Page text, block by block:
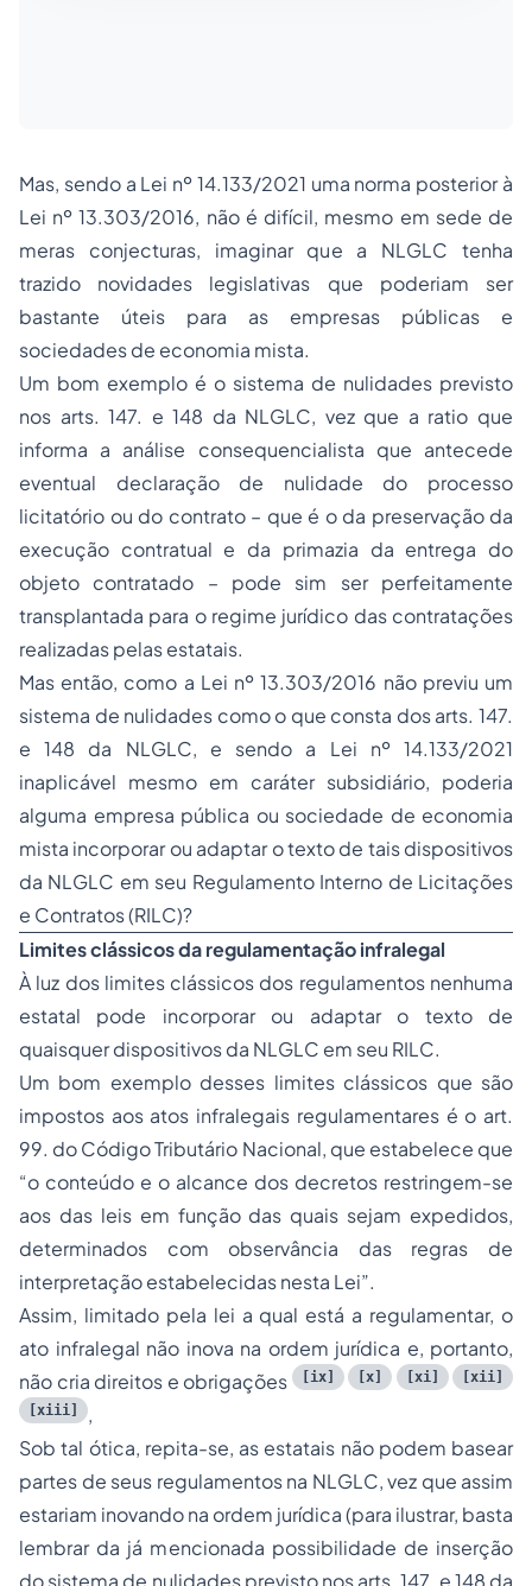
Mas, sendo a Lei nº 14.133/2021 uma norma posterior à
Lei nº 13.303/2016, não é difícil, mesmo em sede de
meras conjecturas, imaginar que a NLGLC tenha
trazido novidades legislativas que poderiam ser
bastante úteis para as empresas públicas e
sociedades de economia mista.
Um bom exemplo é o sistema de nulidades previsto
nos arts. 147. e 148 da NLGLC, vez que a ratio que
informa a análise consequencialista que antecede
eventual declaração de nulidade do processo
licitatório ou do contrato – que é o da preservação da
execução contratual e da primazia da entrega do
objeto contratado – pode sim ser perfeitamente
transplantada para o regime jurídico das contratações
realizadas pelas estatais.
Mas então, como a Lei nº 13.303/2016 não previu um
sistema de nulidades como o que consta dos arts. 147.
e 148 da NLGLC, e sendo a Lei nº 14.133/2021
inaplicável mesmo em caráter subsidiário, poderia
alguma empresa pública ou sociedade de economia
mista incorporar ou adaptar o texto de tais dispositivos
da NLGLC em seu Regulamento Interno de Licitações
e Contratos (RILC)?
Limites clássicos da regulamentação infralegal
À luz dos limites clássicos dos regulamentos nenhuma
estatal pode incorporar ou adaptar o texto de
quaisquer dispositivos da NLGLC em seu RILC.
Um bom exemplo desses limites clássicos que são
impostos aos atos infralegais regulamentares é o art.
99. do Código Tributário Nacional, que estabelece que
“o conteúdo e o alcance dos decretos restringem-se
aos das leis em função das quais sejam expedidos,
determinados com observância das regras de
interpretação estabelecidas nesta Lei”.
Assim, limitado pela lei a qual está a regulamentar, o
ato infralegal não inova na ordem jurídica e, portanto,
não cria direitos e obrigações
[ix] [x] [xi]
[xii]
[xiii]
,
Sob tal ótica, repita-se, as estatais não podem basear
partes de seus regulamentos na NLGLC, vez que assim
estariam inovando na ordem jurídica (para ilustrar, basta
lembrar da já mencionada possibilidade de inserção
do sistema de nulidades previsto nos arts. 147. e 148 da